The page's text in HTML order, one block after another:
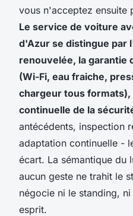
vous n'acceptez ensuite
Le service de voiture
d'Azur se distingue par
renouvelée, la garantie
(Wi-Fi, eau fraiche,
chargeur tous formats),
continuelle de la
antécédents, inspection
adaptation continuelle -
écart. La sémantique du
aucun geste ne trahit le
négocie ni le standing,
esprit.